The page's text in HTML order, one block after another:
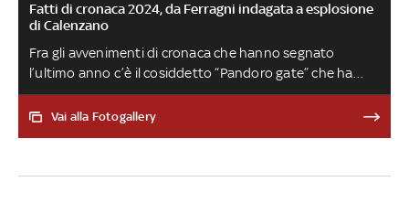
Fatti di cronaca 2024, da Ferragni indagata a esplosione
di Calenzano
Fra gli avvenimenti di cronaca che hanno segnato
l’ultimo anno c’è il cosiddetto “Pandoro gate” che ha
coinvolto l’imprenditrice digitale. Poi le proteste degli
agricoltori, le stragi in famiglia - Altavilla Milicia, Cisterna di
dossieraggio, Toti ai domiciliari, il ritorno in Italia di Chico
Vai alla Fotogallery